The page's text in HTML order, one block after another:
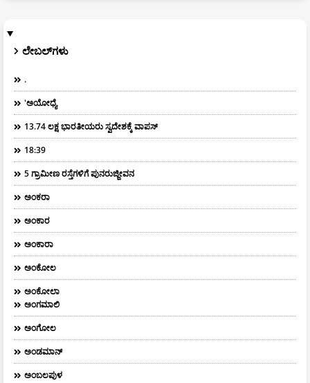
ಲೇಬಲ್‌ಗಳು
.
'ಅಯೋಧ್ಯೆ
13.74 ಲಕ್ಷ ಭಾರತೀಯರು ಸ್ವದೇಶಕ್ಕೆ ವಾಪಸ್
18:39
5 ಗ್ರಾಮೀಣ ರಸ್ತೆಗಳಿಗೆ ಪುನರುಜ್ಜೀವನ
ಅಂಕರಾ
ಅಂಕಾರ
ಅಂಕಾರಾ
ಅಂಕೋಲ
ಅಂಕೋಲಾ
ಅಂಗಮಾಲಿ
ಅಂಗೋಲ
ಅಂಡಮಾನ್
ಅಂಬಲಪುಳ